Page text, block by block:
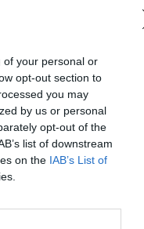
of your personal or
opt-out section to
you may
by us or personal
opt-out of the
list of downstream
on the IAB’s List of